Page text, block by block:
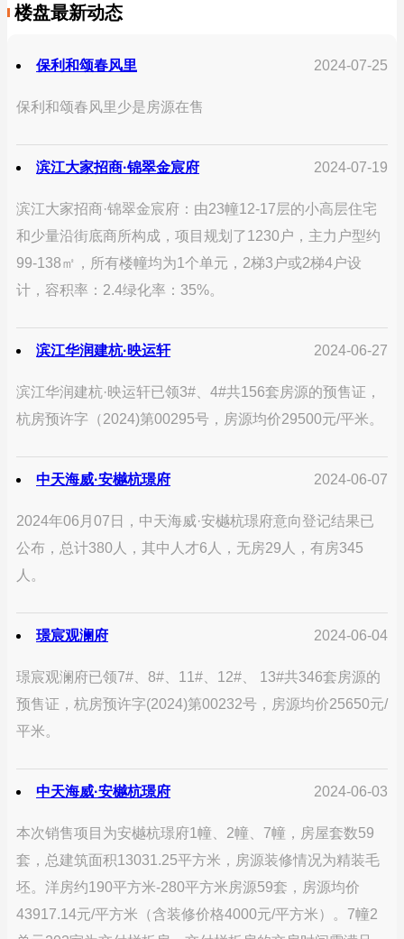
楼盘最新动态
保利和颂春风里 2024-07-25
保利和颂春风里少是房源在售
滨江大家招商·锦翠金宸府 2024-07-19
滨江大家招商·锦翠金宸府：由23幢12-17层的小高层住宅
和少量沿街底商所构成，项目规划了1230户，主力户型约
99-138㎡，所有楼幢均为1个单元，2梯3户或2梯4户设
计，容积率：2.4绿化率：35%。
滨江华润建杭·映运轩 2024-06-27
滨江华润建杭·映运轩已领3#、4#共156套房源的预售证，
杭房预许字（2024)第00295号，房源均价29500元/平米。
中天海威·安樾杭璟府 2024-06-07
2024年06月07日，中天海威·安樾杭璟府意向登记结果已
公布，总计380人，其中人才6人，无房29人，有房345
人。
璟宸观澜府 2024-06-04
璟宸观澜府已领7#、8#、11#、12#、 13#共346套房源的
预售证，杭房预许字(2024)第00232号，房源均价25650元/
平米。
中天海威·安樾杭璟府 2024-06-03
本次销售项目为安樾杭璟府1幢、2幢、7幢，房屋套数59
套，总建筑面积13031.25平方米，房源装修情况为精装毛
坯。洋房约190平方米-280平方米房源59套，房源均价
43917.14元/平方米（含装修价格4000元/平方米）。7幢2